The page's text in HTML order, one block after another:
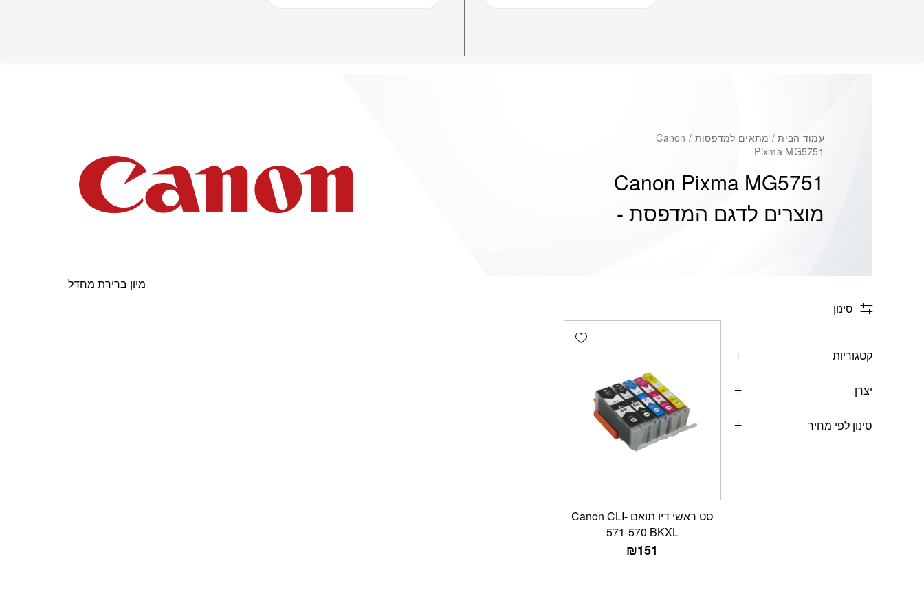
עמוד הבית
/ מתאים למדפסות / Canon
Pixma MG5751
Canon Pixma MG5751
מוצרים לדגם המדפסת -
סינון
קטגוריות
יצרן
סינון לפי מחיר
Add wishlist
סט ראשי דיו תואם Canon CLI-
571-570 BKXL
₪151